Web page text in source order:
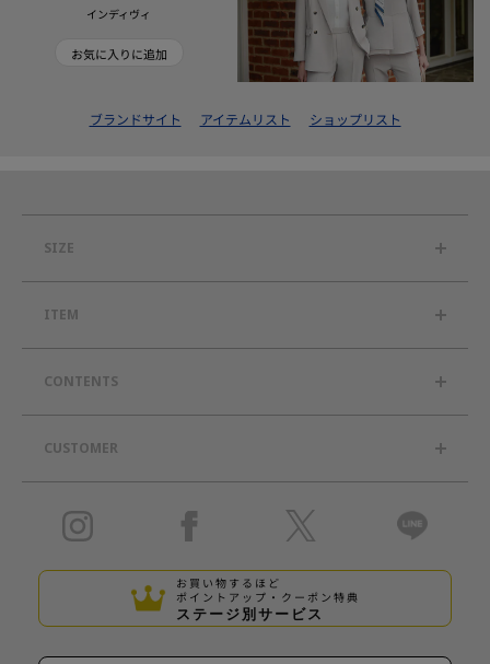
インディヴィ
お気に入りに追加
ブランドサイト アイテムリスト ショップリスト
SIZE
ITEM
CONTENTS
CUSTOMER
お買い物するほど
ポイントアップ・クーポン特典
ステージ別サービス